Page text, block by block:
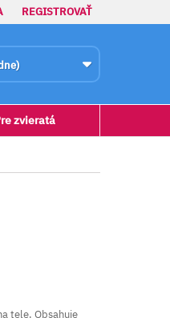
REGISTROVAŤ
zvieratá
tele. Obsahuje